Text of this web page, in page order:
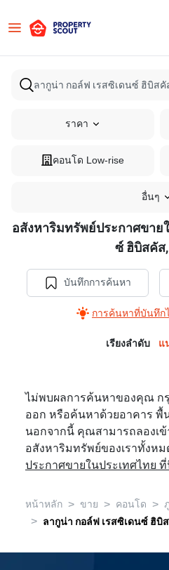
ราคา
คอนโด Low-rise
อื่นๆ
ประกาศ
เรส
เดน
สคัส,
อสังหาริมทรัพย์ประกาศขาย
ซ์ ฮิบิสคัส,
บันทึกการค้นหา
การค้นหาที่บันทึก
เรียงลำดับ แ
ไม่พบผลการค้นหาของคุณ ก
ออก หรือค้นหาด้วยอาคาร พื้
นอกจากนี้ คุณสามารถลองเข้
อสังหาริมทรัพย์ของเราทั้งหม
ประกาศขายในประเทศไทย
หน้าหลัก > ขาย > คอนโด >
> ลากูน่า กอล์ฟ เรสซิเดนซ์ ฮิบิ